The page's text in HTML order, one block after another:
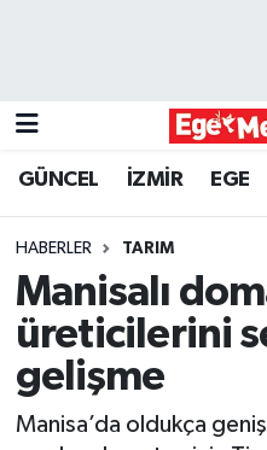
GÜNCEL İZMİR EGE
HABERLER TARIM
Manisalı
üreticilerini
gelişme
Manisa’da oldukça
GÜNCEL
İZMİR
ÖZEL HABER
POLİTİKA